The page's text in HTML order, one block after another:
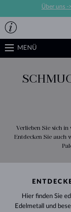
Über uns ->
MENÜ
Verlieben Sie sich
Entdecken Sie auch
Hier finden Sie
Edelmetall und